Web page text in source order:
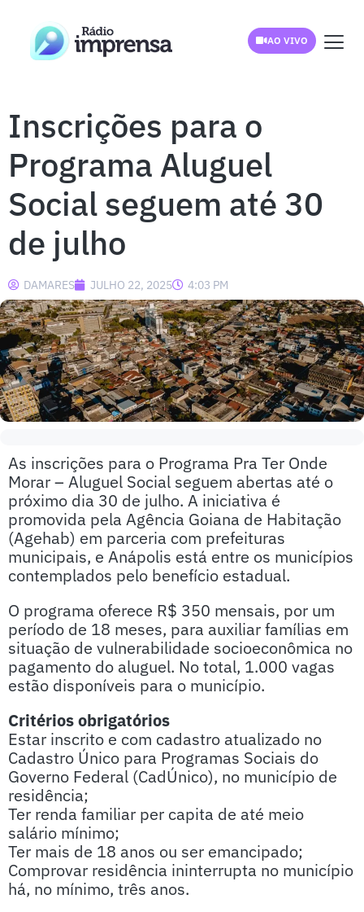
AO VIVO
Inscrições para o
Programa Aluguel
Social seguem até 30
de julho
DAMARES JULHO 22, 2025 4:03 PM
As inscrições para o Programa Pra Ter Onde
Morar – Aluguel Social seguem abertas até o
próximo dia 30 de julho. A iniciativa é
promovida pela Agência Goiana de Habitação
(Agehab) em parceria com prefeituras
municipais, e Anápolis está entre os municípios
contemplados pelo benefício estadual.
O programa oferece R$ 350 mensais, por um
período de 18 meses, para auxiliar famílias em
situação de vulnerabilidade socioeconômica no
pagamento do aluguel. No total, 1.000 vagas
estão disponíveis para o município.
Critérios obrigatórios
Estar inscrito e com cadastro atualizado no
Cadastro Único para Programas Sociais do
Governo Federal (CadÚnico), no município de
residência;
Ter renda familiar per capita de até meio
salário mínimo;
Ter mais de 18 anos ou ser emancipado;
Comprovar residência ininterrupta no município
há, no mínimo, três anos.